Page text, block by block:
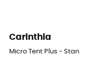
Carinthia
Micro Tent Plus - Stan